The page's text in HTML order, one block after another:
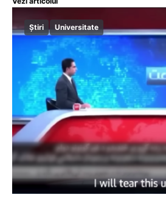
Știri Universitate